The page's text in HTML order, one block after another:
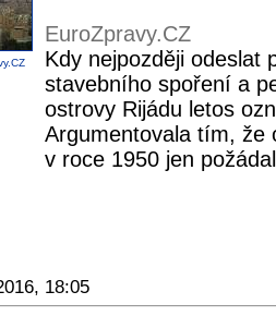
EuroZpravy.CZ
Kdy nejpozději odeslat
stavebního spoření a
ostrovy Rijádu letos
Argumentovala tím, že
v roce 1950 jen
18:05